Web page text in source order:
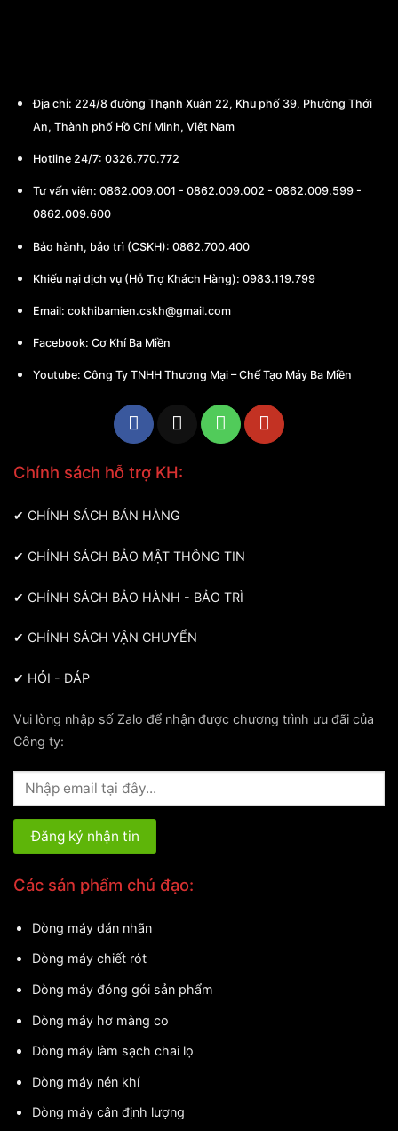
Địa chỉ: 224/8 đường Thạnh Xuân 22, Khu phố 39, Phường Thới
An, Thành phố Hồ Chí Minh, Việt Nam
Hotline 24/7: 0326.770.772
Tư vấn viên: 0862.009.001 - 0862.009.002 - 0862.009.599 -
0862.009.600
Bảo hành, bảo trì (CSKH): 0862.700.400
Khiếu nại dịch vụ (Hỗ Trợ Khách Hàng): 0983.119.799
Email: cokhibamien.cskh@gmail.com
Facebook: Cơ Khí Ba Miền
Youtube: Công Ty TNHH Thương Mại – Chế Tạo Máy Ba Miền
Chính sách hỗ trợ KH:
✔ CHÍNH SÁCH BÁN HÀNG
✔ CHÍNH SÁCH BẢO MẬT THÔNG TIN
✔ CHÍNH SÁCH BẢO HÀNH - BẢO TRÌ
✔ CHÍNH SÁCH VẬN CHUYỂN
✔ HỎI - ĐÁP
Vui lòng nhập số Zalo để nhận được chương trình ưu đãi của
Công ty:
Các sản phẩm chủ đạo:
Dòng máy dán nhãn
Dòng máy chiết rót
Dòng máy đóng gói sản phẩm
Dòng máy hơ màng co
Dòng máy làm sạch chai lọ
Dòng máy nén khí
Dòng máy cân định lượng